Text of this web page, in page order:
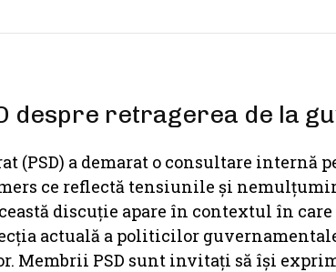
despre retragerea de la
(PSD) a demarat o consultare internă
ce reflectă tensiunile și
discuție apare în contextul în
actuală a politicilor
Membrii PSD sunt invitați să își